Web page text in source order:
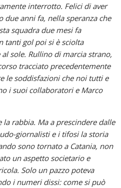
interrotto. Felici di aver
anni fa, nella speranza che
squadra due mesi fa
tanti gol poi si è sciolta
sole. Rullino di marcia strano,
tracciato precedentemente
le soddisfazioni che noi tutti e
i suoi collaboratori e Marco
la rabbia. Ma a prescindere dalle
giornalisti e i tifosi la storia
sono tornato a Catania, non
un aspetto societario e
Solo un pazzo poteva
i numeri dissi: come si può